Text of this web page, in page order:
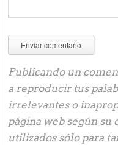
Publicando un
a reproducir tus
irrelevantes o
página web según
utilizados sólo para